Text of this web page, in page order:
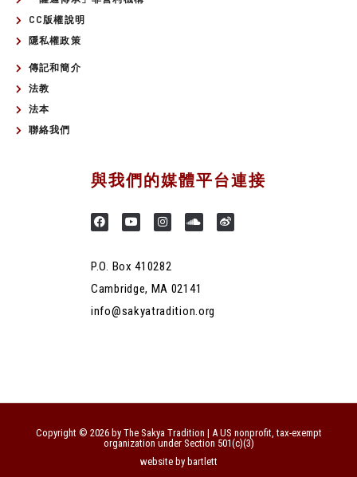
CC版權說明
隱私權政策
傳記和簡介
法教
法本
聯絡我們
與我們的媒體平台連接
P.O. Box 410282
Cambridge, MA 02141
info@sakyatradition.org
Copyright © 2026 by The Sakya Tradition | A US nonprofit, tax-exempt
organization under Section 501(c)(3)
website by bartlett